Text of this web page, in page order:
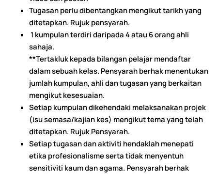
Tugasan perlu dibentangkan mengikut tarikh yang
ditetapkan. Rujuk pensyarah.
1 kumpulan terdiri daripada 4 atau 6 orang ahli
sahaja.
**Tertakluk kepada bilangan pelajar mendaftar
dalam sebuah kelas. Pensyarah berhak menentukan
jumlah kumpulan, ahli dan tugasan yang berkaitan
mengikut kesesuaian.
Setiap kumpulan dikehendaki melaksanakan projek
(isu semasa/kajian kes) mengikut tema yang telah
ditetapkan. Rujuk Pensyarah.
Setiap tugasan dan aktiviti hendaklah menepati
etika profesionalisme serta tidak menyentuh
sensitiviti kaum dan agama. Pensyarah berhak